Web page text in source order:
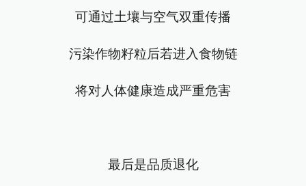
可通过土壤与空气双重传播
污染作物籽粒后若进入食物链
将对人体健康造成严重危害
最后是品质退化